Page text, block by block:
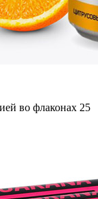
во флаконах 25